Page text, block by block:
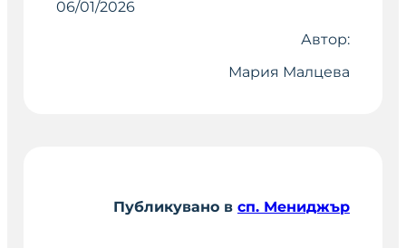
06/01/2026
Автор:
Мария Малцева
Публикувано в сп. Мениджър